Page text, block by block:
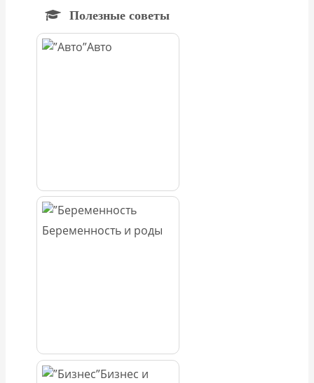
Полезные советы
Авто
Беременность и роды
Бизнес и